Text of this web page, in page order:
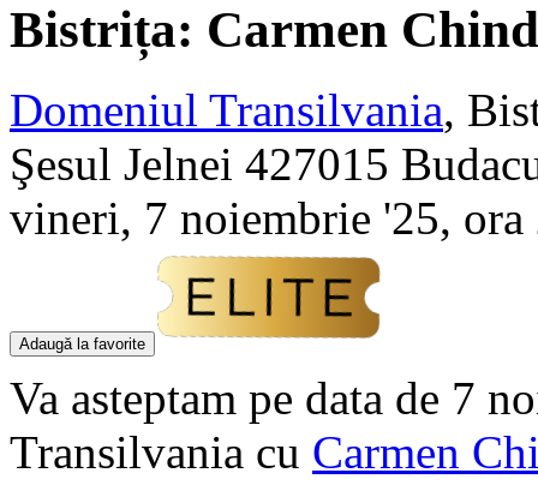
Bistrița: Carmen
Domeniul Transilvania,
Şesul Jelnei 427015
vineri, 7 noiembrie '25, ora
Adaugă la favorite
Va asteptam pe data de 7
Transilvania cu Carmen